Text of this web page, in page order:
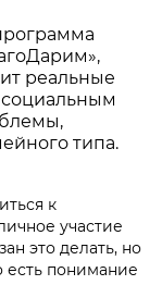
реальные
типа.
к
участие
это делать, но
есть понимание